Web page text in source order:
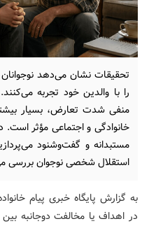
تحقیقات نشان می‌دهد نوجوانان
را با والدین خود تجربه
منفی شدت تعارض، بسیار بیشتر
خانوادگی و اجتماعی مؤثر است.
مستبدانه و گفت‌وشنود
استقلال شخصی نوجوان بررسی
به گزارش پایگاه خبری پیام
در اهداف یا مخالفت دوجانبه